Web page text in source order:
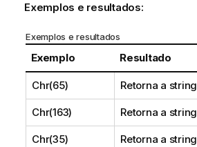
Exemplos e resultados:
Exemplos e resultados
Exemplo Resultado
Chr(65) Retorna a string
Chr(163) Retorna a string
Chr(35) Retorna a string